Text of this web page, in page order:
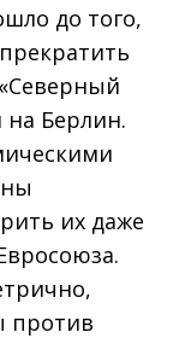
до того,
на Берлин.
их даже
против